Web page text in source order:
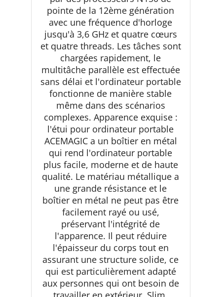
pointe de la 12ème génération
avec une fréquence d'horloge
jusqu'à 3,6 GHz et quatre cœurs
et quatre threads. Les tâches sont
chargées rapidement, le
multitâche parallèle est effectuée
sans délai et l'ordinateur portable
fonctionne de manière stable
même dans des scénarios
complexes. Apparence exquise :
l'étui pour ordinateur portable
ACEMAGIC a un boîtier en métal
qui rend l'ordinateur portable
plus facile, moderne et de haute
qualité. Le matériau métallique a
une grande résistance et le
boîtier en métal ne peut pas être
facilement rayé ou usé,
préservant l'intégrité de
l'apparence. Il peut réduire
l'épaisseur du corps tout en
assurant une structure solide, ce
qui est particulièrement adapté
aux personnes qui ont besoin de